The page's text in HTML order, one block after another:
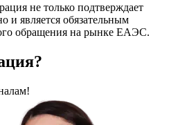
не только подтверждает
и является обязательным
обращения на рынке ЕАЭС.